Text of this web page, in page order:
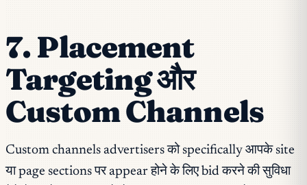
7. Placement
Targeting और
Custom Channels
Custom channels advertisers को specifically आपके site
या page sections पर appear होने के लिए bid करने की सुविधा